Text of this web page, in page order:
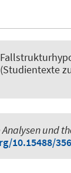
und
10.15488/